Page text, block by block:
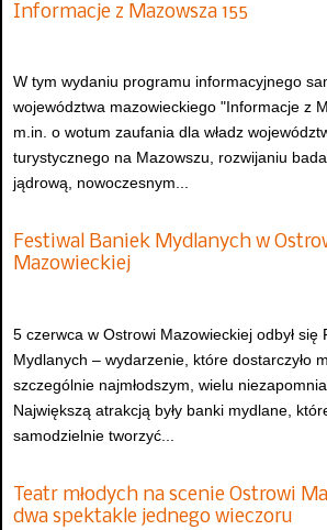
Informacje z Mazowsza 155
W tym wydaniu programu informacyjnego
województwa mazowieckiego "Informacje z
m.in. o wotum zaufania dla władz
turystycznego na Mazowszu, rozwijaniu
jądrową, nowoczesnym...
Festiwal Baniek Mydlanych w
Mazowieckiej
5 czerwca w Ostrowi Mazowieckiej odbył się
Mydlanych – wydarzenie, które dostarczyło
szczególnie najmłodszym, wielu
Największą atrakcją były banki mydlane,
samodzielnie tworzyć...
Teatr młodych na scenie Ostrowi
dwa spektakle jednego wieczoru